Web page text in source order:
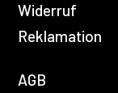
Widerruf
Reklamation
AGB